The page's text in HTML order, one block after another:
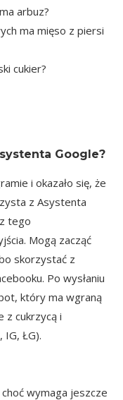
arbuz?
ma mięso z piersi
cukier?
Google?
i okazało się, że
z Asystenta
tego
Mogą zacząć
skorzystać z
. Po wysłaniu
który ma wgraną
z cukrzycą i
ŁG).
choć wymaga jeszcze